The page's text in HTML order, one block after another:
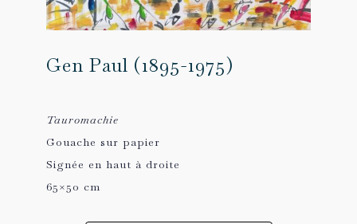
Gen Paul (1895-1975)
Tauromachie
Gouache sur papier
Signée en haut à droite
65×50 cm